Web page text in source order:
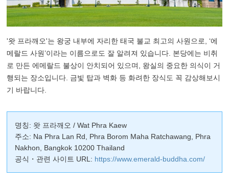
'왓 프라깨오'는 왕궁 내부에 자리한 태국 불교 최고의 사원으로, ‘에
메랄드 사원’이라는 이름으로도 잘 알려져 있습니다. 본당에는 비취
로 만든 에메랄드 불상이 안치되어 있으며, 왕실의 중요한 의식이 거
행되는 장소입니다. 금빛 탑과 벽화 등 화려한 장식도 꼭 감상해보시
기 바랍니다.
명칭: 왓 프라깨오 / Wat Phra Kaew
주소: Na Phra Lan Rd, Phra Borom Maha Ratchawang, Phra
Nakhon, Bangkok 10200 Thailand
공식・관련 사이트 URL: https://www.emerald-buddha.com/